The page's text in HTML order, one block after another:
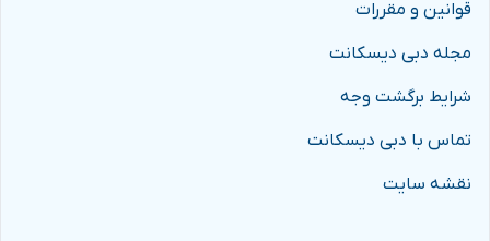
قوانین و مقررات
مجله دبی دیسکانت
شرایط برگشت وجه
تماس با دبی دیسکانت
نقشه سایت